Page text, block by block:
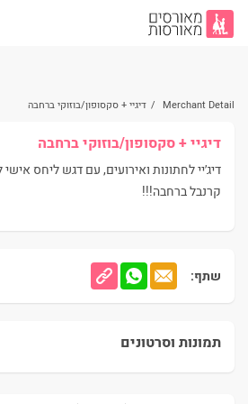
Merchant Detail
/ דיגיי + סקסופון/בוזוקי ברחבה
דיגיי + סקסופון/בוזוקי ברחבה
דיג׳יי לחתונות ואירועים, עם דגש ליחס
קרנבל ברחבה!!!
שתף:
תמונות וסרטונים